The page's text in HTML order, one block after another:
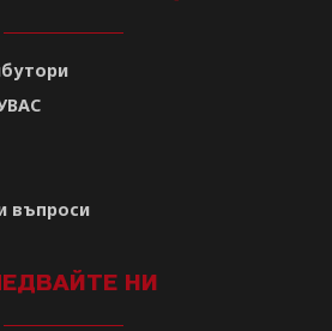
въпроси
НИ